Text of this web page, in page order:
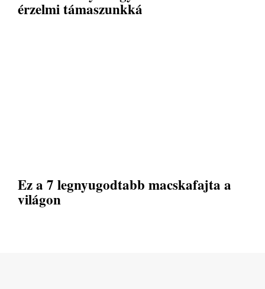
érzelmi támaszunkká
Ez a 7 legnyugodtabb macskafajta a
világon